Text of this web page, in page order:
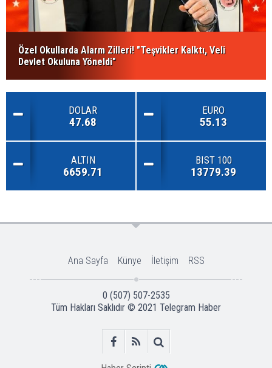
Özel Okullarda Alarm Zilleri! "Teşvikler Kalktı, Veli
Devlet Okuluna Yöneldi"
DOLAR
47.68
EURO
55.13
ALTIN
6659.71
BIST 100
13779.39
Ana Sayfa Künye İletişim RSS
0 (507) 507-2535
Tüm Hakları Saklıdır © 2021 Telegram Haber